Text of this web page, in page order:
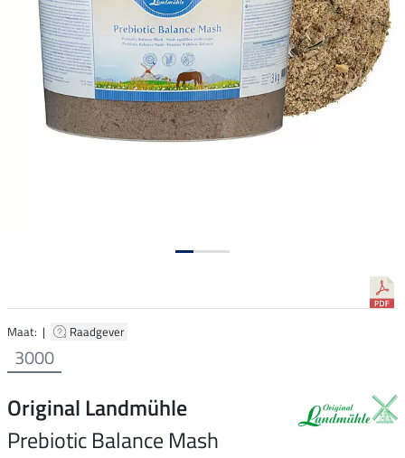
Maat: | Raadgever
3000
Original Landmühle
Prebiotic Balance Mash